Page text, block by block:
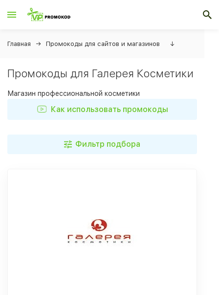
Главная Промокоды для сайтов и магазинов ↓
Промокоды для Галерея Косметики
Магазин профессиональной косметики
Как использовать промокоды
Фильтр подбора